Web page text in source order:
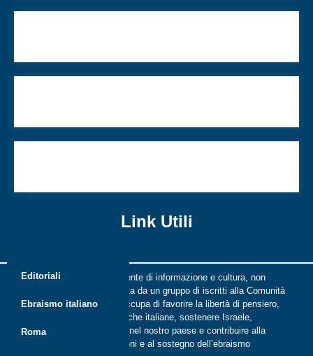
Link Utili
Editoriali
Ebraismo italiano
Roma
Riflessi è una rivista indipendente di informazione e cultura, non
periodica, digitale e on line nata da un gruppo di iscritti alla Comunità
ebraica di Roma. Riflessi si occupa di favorire la libertà di pensiero,
il dialogo tra le comunità ebraiche italiane, sostenere Israele,
promuovere la cultura ebraica nel nostro paese e contribuire alla
crescita delle nuove generazioni e al sostegno dell’ebraismo